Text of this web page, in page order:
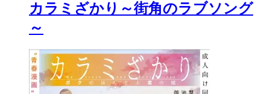
カラミざかり～街角のラブソング
～